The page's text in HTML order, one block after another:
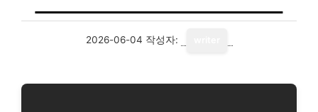
2026-06-04 작성자: